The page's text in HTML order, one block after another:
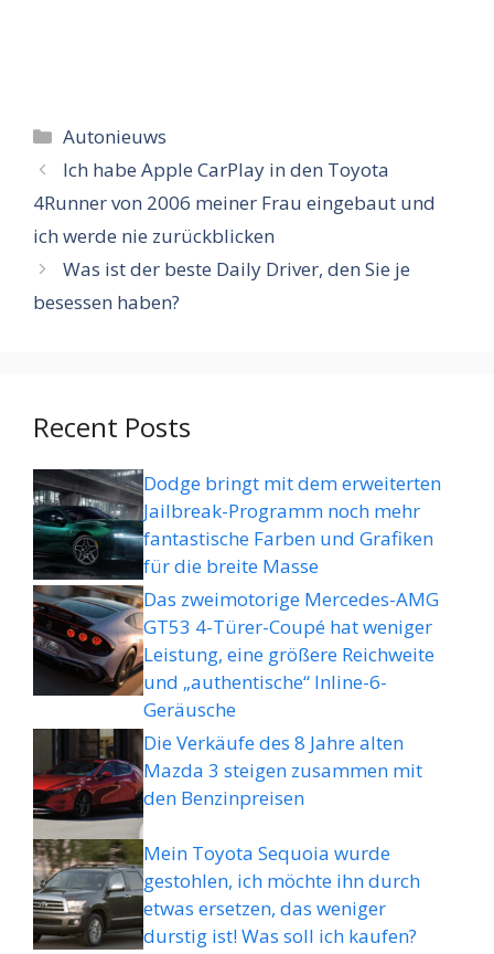
Categorieën
Autonieuws
Ich habe Apple CarPlay in den Toyota
4Runner von 2006 meiner Frau eingebaut und
ich werde nie zurückblicken
Was ist der beste Daily Driver, den Sie je
besessen haben?
Recent Posts
Dodge bringt mit dem erweiterten
Jailbreak-Programm noch mehr
fantastische Farben und Grafiken
für die breite Masse
Das zweimotorige Mercedes-AMG
GT53 4-Türer-Coupé hat weniger
Leistung, eine größere Reichweite
und „authentische“ Inline-6-
Geräusche
Die Verkäufe des 8 Jahre alten
Mazda 3 steigen zusammen mit
den Benzinpreisen
Mein Toyota Sequoia wurde
gestohlen, ich möchte ihn durch
etwas ersetzen, das weniger
durstig ist! Was soll ich kaufen?